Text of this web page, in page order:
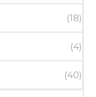
(18)
(4)
(40)